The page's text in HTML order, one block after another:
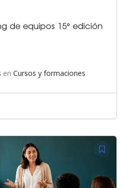
de equipos 15° edición
enCursos y formaciones